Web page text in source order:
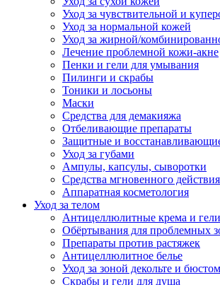
Уход за чувствительной и
Уход за нормальной кожей
Уход за жирной/
Лечение проблемной кожи-акне
Пенки и гели для умывания
Пилинги и скрабы
Тоники и лосьоны
Маски
Средства для демакияжа
Отбеливающие препараты
Защитные и
Уход за губами
Ампулы, капсулы, сыворотки
Средства мгновенного действия
Аппаратная косметология
Уход за телом
Антицеллюлитные крема и
Обёртывания для проблемных
Препараты против растяжек
Антицеллюлитное белье
Уход за зоной декольте и бюстом
Скрабы и гели для душа